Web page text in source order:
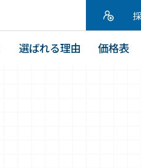
選ばれる理由 価格表